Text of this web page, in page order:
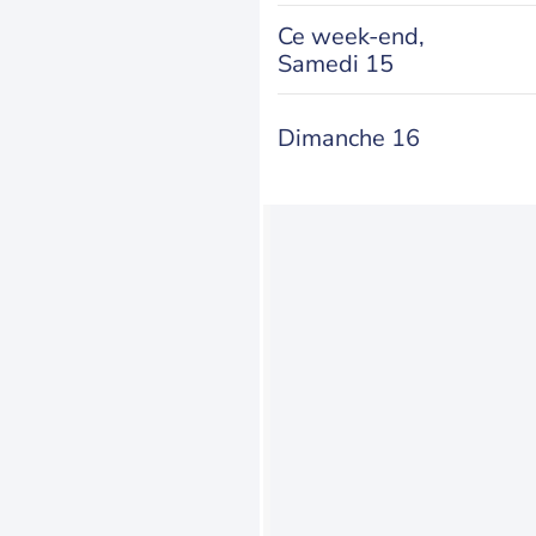
Ce week-end,
Samedi 15
Dimanche 16